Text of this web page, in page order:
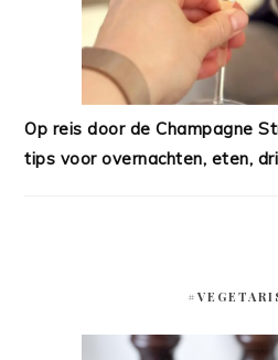
Op reis door de Champagne
tips voor overnachten, eten,